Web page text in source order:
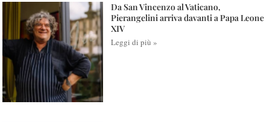
Da San Vincenzo al Vaticano,
Pierangelini arriva davanti a Papa Leone
XIV
Leggi di più »